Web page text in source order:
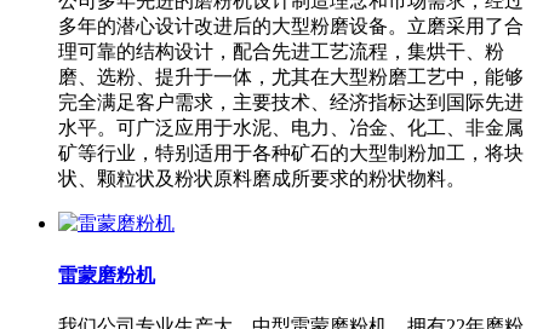
多年的潜心设计改进后的大型粉磨设备。立磨采用了合
理可靠的结构设计，配合先进工艺流程，集烘干、粉
磨、选粉、提升于一体，尤其在大型粉磨工艺中，能够
完全满足客户需求，主要技术、经济指标达到国际先进
水平。可广泛应用于水泥、电力、冶金、化工、非金属
矿等行业，特别适用于各种矿石的大型制粉加工，将块
状、颗粒状及粉状原料磨成所要求的粉状物料。
雷蒙磨粉机